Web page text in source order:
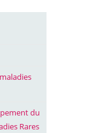
du
Rares